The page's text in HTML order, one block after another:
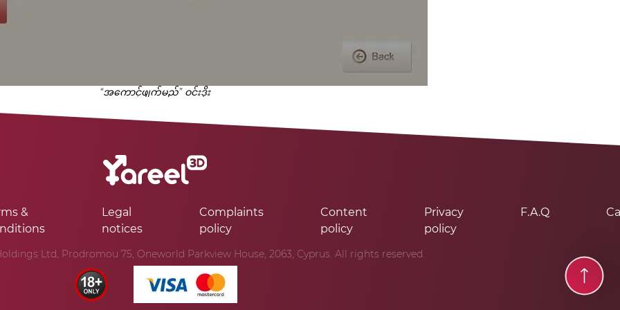
“အကောင့်ဖျက်မည်” ဝင်းဒိုး
&
Legal
notices
Complaints
policy
Content
policy
Privacy
policy
F.A.Q
Ltd, Prodromou 75, Oneworld Parkview House, 2063, Cyprus. All rights reserved.